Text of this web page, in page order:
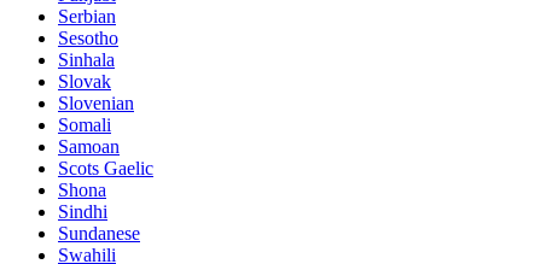
Serbian
Sesotho
Sinhala
Slovak
Slovenian
Somali
Samoan
Scots Gaelic
Shona
Sindhi
Sundanese
Swahili